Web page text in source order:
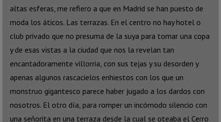
altas esferas, me refiero a que en Madrid se han puesto de
moda los áticos. Las terrazas. En el centro no hay hotel o
club privado que no presuma de la suya para tomar una copa
y de esas vistas a la ciudad que nos la revelan tan
encantadoramente villorria, con sus tejas y su desorden y
apenas algunos rascacielos enhiestos con los que un
monstruo gigantesco parece haber jugado a los dardos con
nosotros. El otro día, para romper un incómodo silencio con
una señorita en una terraza desde la cual se oteaba el Cerro